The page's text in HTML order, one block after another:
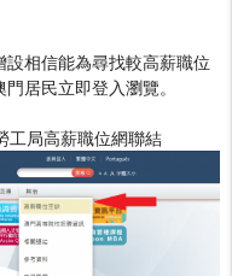
相信能為尋找較高薪職位
居民立即登入瀏覽。
工局高薪職位網聯結